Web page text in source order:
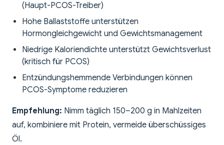
(Haupt-PCOS-Treiber)
Hohe Ballaststoffe unterstützen
Hormongleichgewicht und Gewichtsmanagement
Niedrige Kaloriendichte unterstützt Gewichtsverlust
(kritisch für PCOS)
Entzündungshemmende Verbindungen können
PCOS-Symptome reduzieren
Empfehlung: Nimm täglich 150–200 g in Mahlzeiten
auf, kombiniere mit Protein, vermeide überschüssiges
Öl.